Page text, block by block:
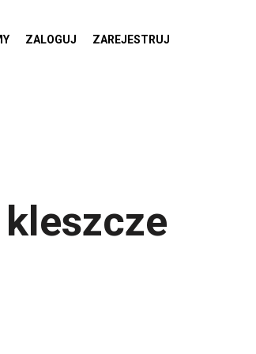
ZALOGUJ ZAREJESTRUJ